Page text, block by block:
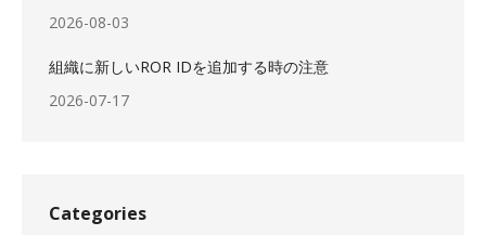
2026-08-03
組織に新しいROR IDを追加する時の注意
2026-07-17
Categories